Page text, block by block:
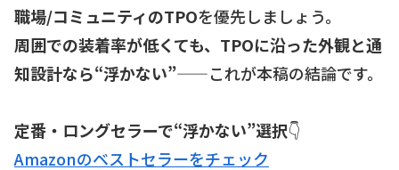
職場/コミュニティのTPOを優先しましょう。
周囲での装着率が低くても、TPOに沿った外観と通
知設計なら“浮かない”——これが本稿の結論です。
定番・ロングセラーで“浮かない”選択👇
Amazonのベストセラーをチェック